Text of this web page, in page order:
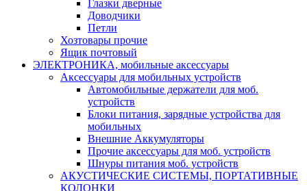
Глазки дверные
Доводчики
Петли
Хозтовары прочие
Ящик почтовый
ЭЛЕКТРОНИКА, мобильные аксессуары
Аксессуары для мобильных устройств
Автомобильные держатели для моб.
устройств
Блоки питания, зарядные устройства для
мобильных
Внешние Аккумуляторы
Прочие аксессуары для моб. устройств
Шнуры питания моб. устройств
АКУСТИЧЕСКИЕ СИСТЕМЫ, ПОРТАТИВНЫЕ
КОЛОНКИ